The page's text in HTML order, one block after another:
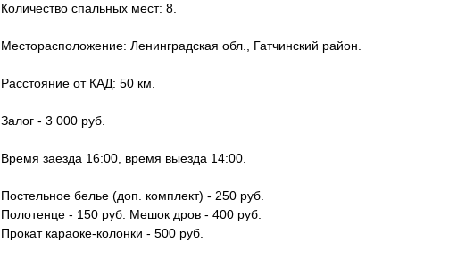
Количество спальных мест: 8.
Месторасположение: Ленинградская обл., Гатчинский район.
Расстояние от КАД: 50 км.
Залог - 3 000 руб.
Время заезда 16:00, время выезда 14:00.
Постельное белье (доп. комплект) - 250 руб.
Полотенце - 150 руб. Мешок дров - 400 руб.
Прокат караоке-колонки - 500 руб.